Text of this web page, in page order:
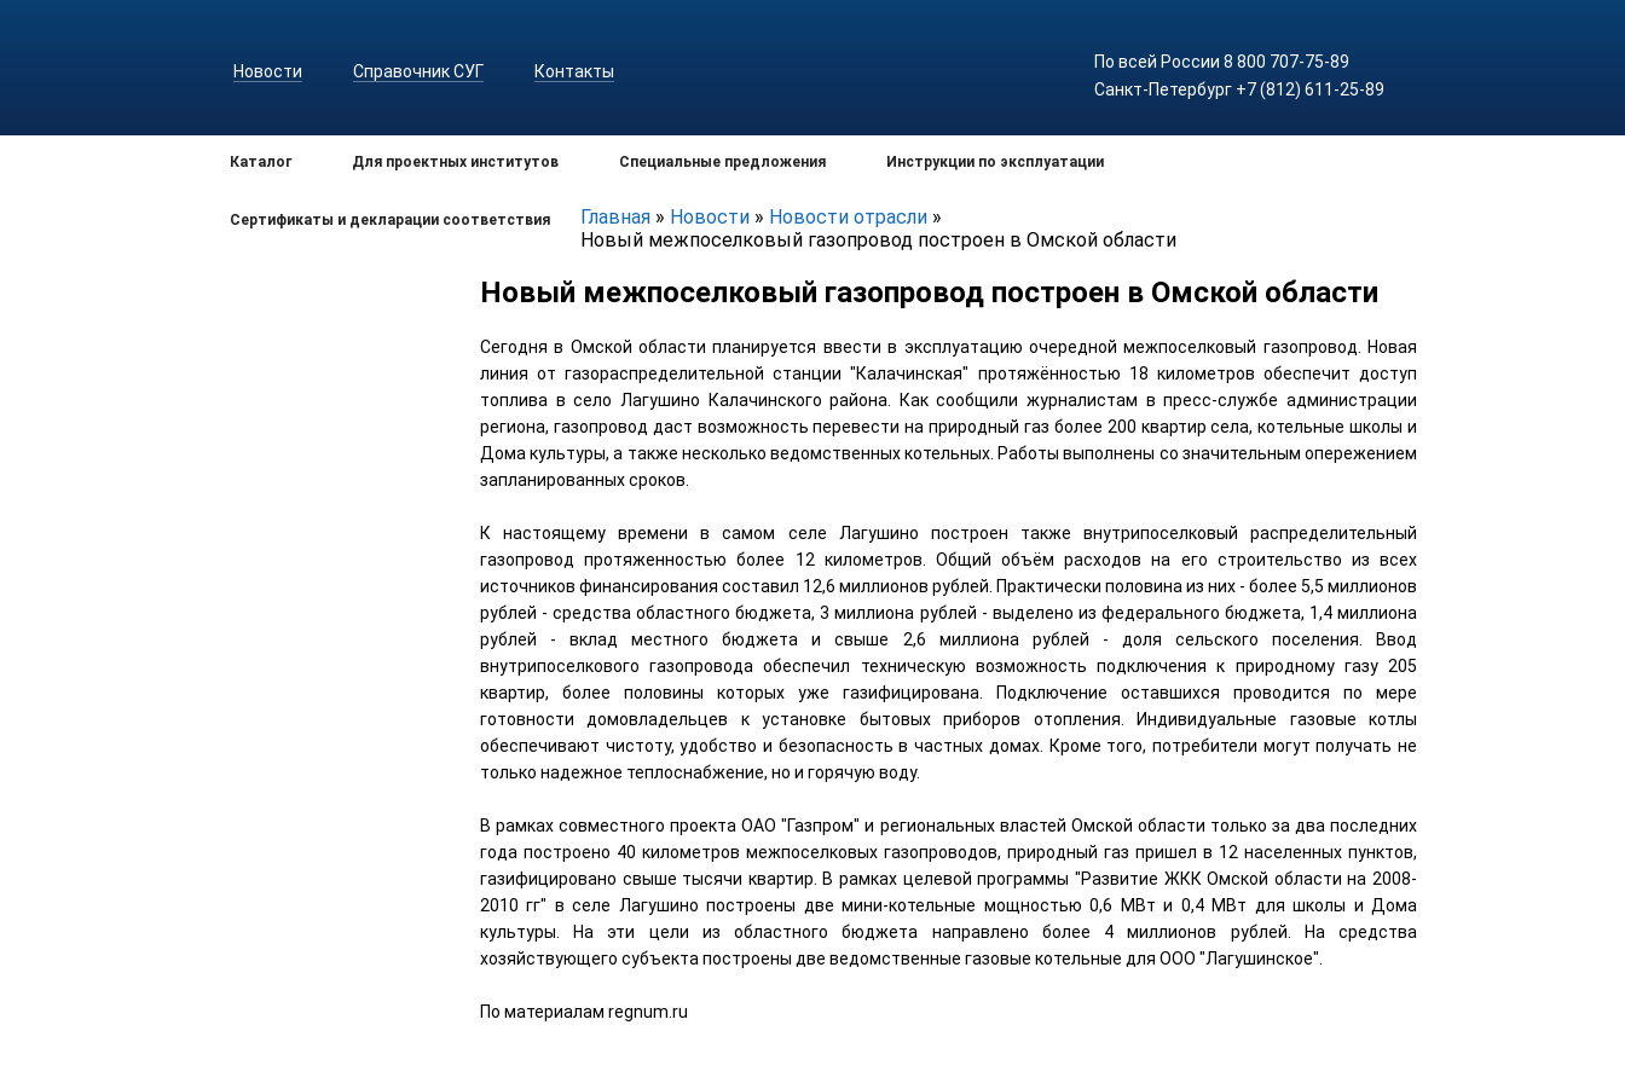
Новости Справочник СУГ Контакты
По всей России 8 800 707-75-89
Санкт-Петербург +7 (812) 611-25-89
Каталог Для проектных институтов Специальные предложения Инструкции по эксплуатации
Сертификаты и декларации соответствия Главная » Новости » Новости отрасли »
Новый межпоселковый газопровод построен в Омской области
Новый межпоселковый газопровод построен в Омской области
Сегодня в Омской области планируется ввести в эксплуатацию очередной межпоселковый газопровод. Новая
линия от газораспределительной станции "Калачинская" протяжённостью 18 километров обеспечит доступ
топлива в село Лагушино Калачинского района. Как сообщили журналистам в пресс-службе администрации
региона, газопровод даст возможность перевести на природный газ более 200 квартир села, котельные школы и
Дома культуры, а также несколько ведомственных котельных. Работы выполнены со значительным опережением
запланированных сроков.
К настоящему времени в самом селе Лагушино построен также внутрипоселковый распределительный
газопровод протяженностью более 12 километров. Общий объём расходов на его строительство из всех
источников финансирования составил 12,6 миллионов рублей. Практически половина из них - более 5,5 миллионов
рублей - средства областного бюджета, 3 миллиона рублей - выделено из федерального бюджета, 1,4 миллиона
рублей - вклад местного бюджета и свыше 2,6 миллиона рублей - доля сельского поселения. Ввод
внутрипоселкового газопровода обеспечил техническую возможность подключения к природному газу 205
квартир, более половины которых уже газифицирована. Подключение оставшихся проводится по мере
готовности домовладельцев к установке бытовых приборов отопления. Индивидуальные газовые котлы
обеспечивают чистоту, удобство и безопасность в частных домах. Кроме того, потребители могут получать не
только надежное теплоснабжение, но и горячую воду.
В рамках совместного проекта ОАО "Газпром" и региональных властей Омской области только за два последних
года построено 40 километров межпоселковых газопроводов, природный газ пришел в 12 населенных пунктов,
газифицировано свыше тысячи квартир. В рамках целевой программы "Развитие ЖКК Омской области на 2008-
2010 гг" в селе Лагушино построены две мини-котельные мощностью 0,6 МВт и 0,4 МВт для школы и Дома
культуры. На эти цели из областного бюджета направлено более 4 миллионов рублей. На средства
хозяйствующего субъекта построены две ведомственные газовые котельные для ООО "Лагушинское".
По материалам regnum.ru